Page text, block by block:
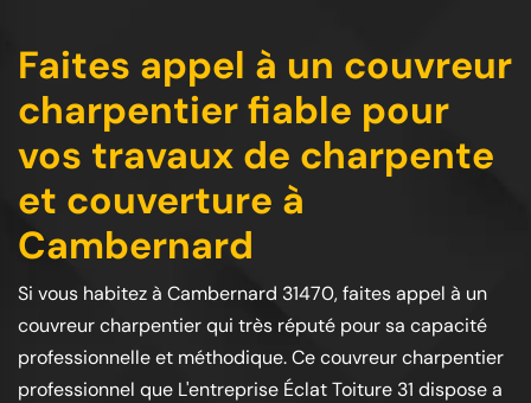
Faites appel à un couvreur
charpentier fiable pour
vos travaux de charpente
et couverture à
Cambernard
Si vous habitez à Cambernard 31470, faites appel à un
couvreur charpentier qui très réputé pour sa capacité
professionnelle et méthodique. Ce couvreur charpentier
professionnel que L'entreprise Éclat Toiture 31 dispose a